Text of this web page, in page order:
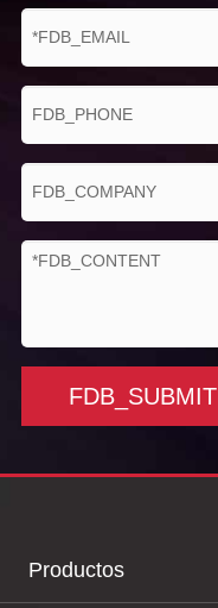
FDB_SUBMIT
Productos